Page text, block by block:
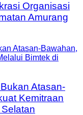
Organisasi
Amurang
Atasan-
Kemitraan